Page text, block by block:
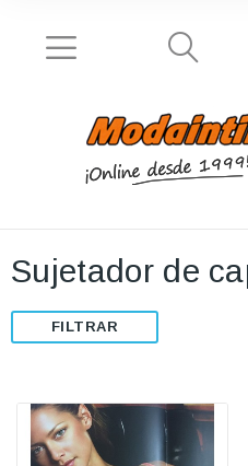
Sujetador de
FILTRAR